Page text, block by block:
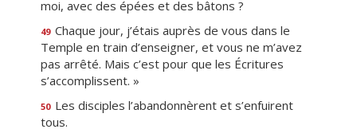
moi, avec des épées et des bâtons ?
49 Chaque jour, j’étais auprès de vous dans le
Temple en train d’enseigner, et vous ne m’avez
pas arrêté. Mais c’est pour que les Écritures
s’accomplissent. »
50 Les disciples l’abandonnèrent et s’enfuirent
tous.